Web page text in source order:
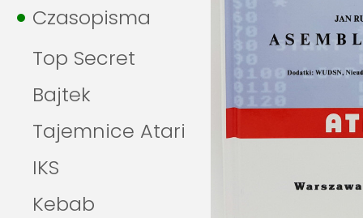
Czasopisma
Top Secret
Bajtek
Tajemnice Atari
IKS
Kebab